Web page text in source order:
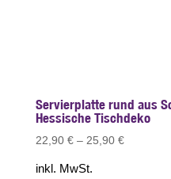
Servierplatte rund aus
Hessische Tischdeko
22,90 €– 25,90 €
inkl. MwSt.